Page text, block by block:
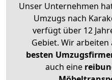
Unser Unternehmen
Umzugs nach
verfügt über 12
Gebiet. Wir
besten
auch eine